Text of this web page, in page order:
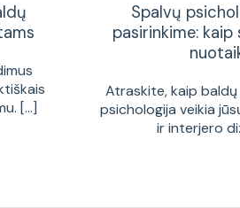
[...]
Spalvų
pasirinkime: kaip
Atraskite, kaip
psichologija veikia
ir interjero